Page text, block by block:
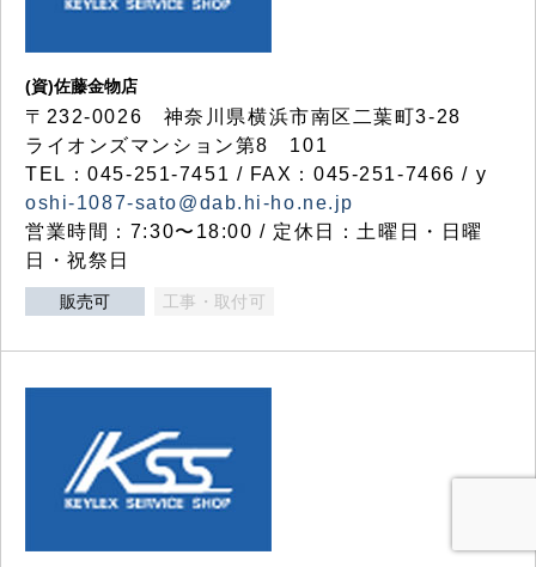
(資)佐藤金物店
〒232-0026 神奈川県横浜市南区二葉町3-28
ライオンズマンション第8 101
TEL：045-251-7451 / FAX：045-251-7466 / y
oshi-1087-sato@dab.hi-ho.ne.jp
営業時間：7:30〜18:00 / 定休日：土曜日・日曜
日・祝祭日
販売可 工事・取付可